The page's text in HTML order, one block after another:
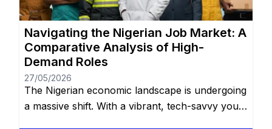
routes to steady employment. You […]
Navigating the Nigerian Job Market: A
Comparative Analysis of High-
Demand Roles
27/05/2026
The Nigerian economic landscape is undergoing
a massive shift. With a vibrant, tech-savvy youth